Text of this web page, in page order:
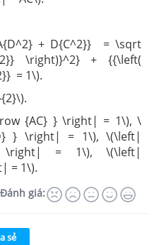
+ D{C^2}} = \sqrt
\right)}^2} + {{\left(
= 1\).
{AC} } \right| = 1\), \
} \right| = 1\), \(\left|
\right| = 1\), \(\left|
= 1\).
Đánh giá:
sẻ